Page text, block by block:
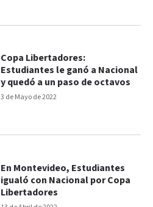
3 de Mayo de 2022
Copa Libertadores:
Estudiantes le ganó a Nacional
y quedó a un paso de octavos
En Montevideo, Estudiantes
igualó con Nacional por Copa
Libertadores